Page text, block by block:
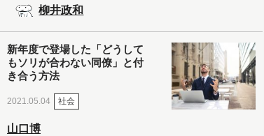
柳井政和
新年度で登場した「どうして
もソリが合わない同僚」と付
き合う方法
2021.05.04 社会
山口博